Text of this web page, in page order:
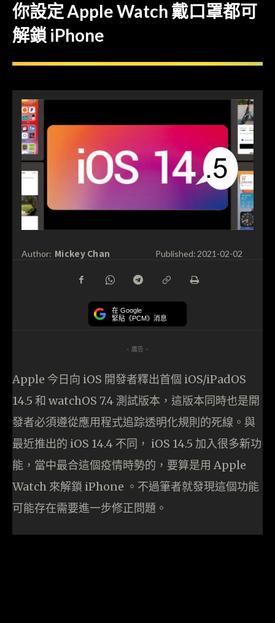
你設定 Apple Watch 戴口罩都可
解鎖 iPhone
Author: Mickey Chan Published: 2021-02-02
在 Google
緊貼《PCM》消息
- 廣告 -
Apple 今日向 iOS 開發者釋出首個 iOS/iPadOS
14.5 和 watchOS 7.4 測試版本，這版本同時也是開
發者必須遵從應用程式追踪透明化規則的死線。與
最近推出的 iOS 14.4 不同， iOS 14.5 加入很多新功
能，當中最合這個疫情時勢的，要算是用 Apple
Watch 來解鎖 iPhone 。不過筆者就發現這個功能
可能存在需要進一步修正問題。